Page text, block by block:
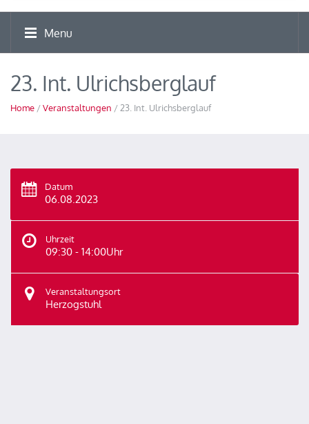
Menu
23. Int. Ulrichsberglauf
Home /Veranstaltungen / 23. Int. Ulrichsberglauf
Datum
06.08.2023
Uhrzeit
09:30 - 14:00Uhr
Veranstaltungsort
Herzogstuhl